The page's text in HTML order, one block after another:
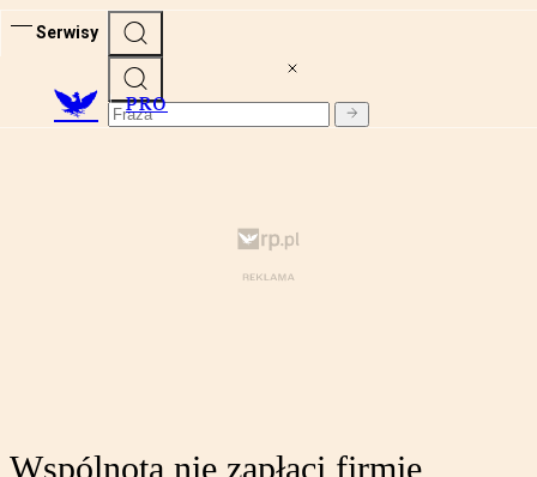
Serwisy
PRO
Wspólnota nie zapłaci firmie